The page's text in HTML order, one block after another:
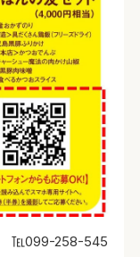
℡099-258-545